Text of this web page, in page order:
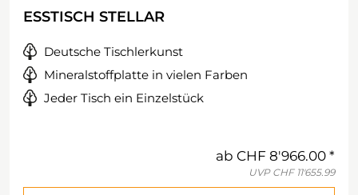
ESSTISCH STELLAR
Deutsche Tischlerkunst
Mineralstoffplatte in vielen Farben
Jeder Tisch ein Einzelstück
ab CHF 8'966.00
UVP CHF 11'655.99